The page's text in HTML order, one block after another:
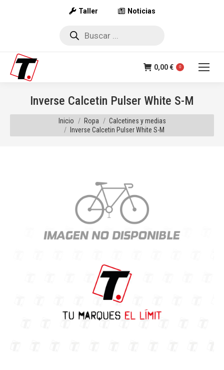
Taller Noticias
Búsqueda
0,00€ 0
Inverse Calcetin Pulser White S-M
Estás aquí:
Inicio Ropa
Calcetines y medias
Inverse Calcetin Pulser White S-M